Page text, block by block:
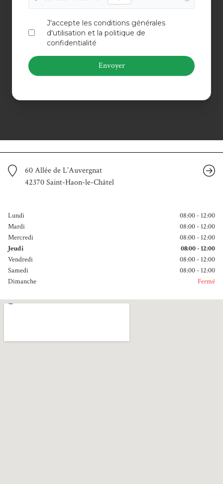
J'accepte les conditions générales
d'utilisation et la politique de
confidentialité
Envoyer
60 Allée de L’Auvergnat
42370 Saint-Haon-le-Châtel
Lundi
08:00 - 12:00
Mardi
08:00 - 12:00
Mercredi
08:00 - 12:00
Jeudi
08:00 - 12:00
Vendredi
08:00 - 12:00
Samedi
08:00 - 12:00
Dimanche
Fermé